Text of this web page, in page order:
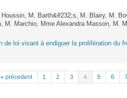
M. Barth&#232;s, M. Blairy, M.
M. Marchio, Mme Alexandra Masson, M.
de loi visant à endiguer la prolifération du
« précedent 1 2 3 4 5 6